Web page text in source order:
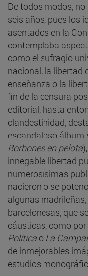
De todos modos,
seis años, pues los
asentados en la
contemplaba
como el sufragio
nacional, la libertad
enseñanza o la
fin de la censura
editorial, hasta
clandestinidad,
escandaloso álbum
Borbones en pelota
innegable libertad
numerosísimas
nacieron o se
algunas
barcelonesas, que
cáusticas, como
Política o La
de inmejorables
estudios